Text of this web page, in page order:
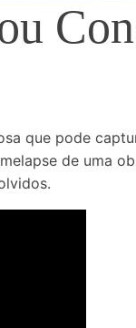
que pode
de uma